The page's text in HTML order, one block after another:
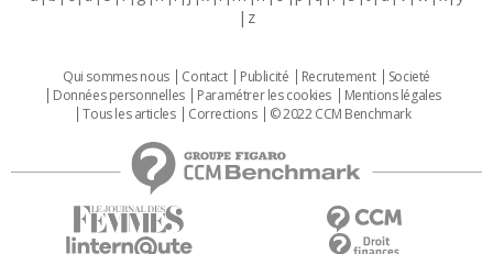
z
Qui sommes nous Contact Publicité Recrutement
Societé
Données personnelles
Paramétrer les cookies
Mentions légales
Tous les articles
Corrections © 2022 CCM Benchmark